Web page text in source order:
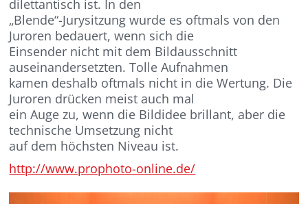
dilettantisch ist. In den
„Blende“-Jurysitzung wurde es oftmals von den
Juroren bedauert, wenn sich die
Einsender nicht mit dem Bildausschnitt
auseinandersetzten. Tolle Aufnahmen
kamen deshalb oftmals nicht in die Wertung. Die
Juroren drücken meist auch mal
ein Auge zu, wenn die Bildidee brillant, aber die
technische Umsetzung nicht
auf dem höchsten Niveau ist.
http://www.prophoto-online.de/